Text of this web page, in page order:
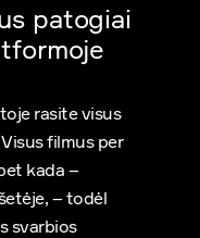
patogiai
rasite visus
filmus per
kada –
– todėl
svarbios